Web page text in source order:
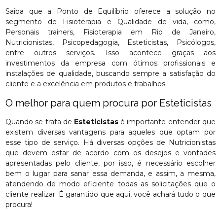
Saiba que a Ponto de Equilíbrio oferece a solução no
segmento de Fisioterapia e Qualidade de vida, como,
Personais trainers, Fisioterapia em Rio de Janeiro,
Nutricionistas, Psicopedagogia, Esteticistas, Psicólogos,
entre outros serviços. Isso acontece graças aos
investimentos da empresa com ótimos profissionais e
instalações de qualidade, buscando sempre a satisfação do
cliente e a excelência em produtos e trabalhos.
O melhor para quem procura por Esteticistas
Quando se trata de Esteticistas é importante entender que
existem diversas vantagens para aqueles que optam por
esse tipo de serviço. Há diversas opções de Nutricionistas
que devem estar de acordo com os desejos e vontades
apresentadas pelo cliente, por isso, é necessário escolher
bem o lugar para sanar essa demanda, e assim, a mesma,
atendendo de modo eficiente todas as solicitações que o
cliente realizar. É garantido que aqui, você achará tudo o que
procura!